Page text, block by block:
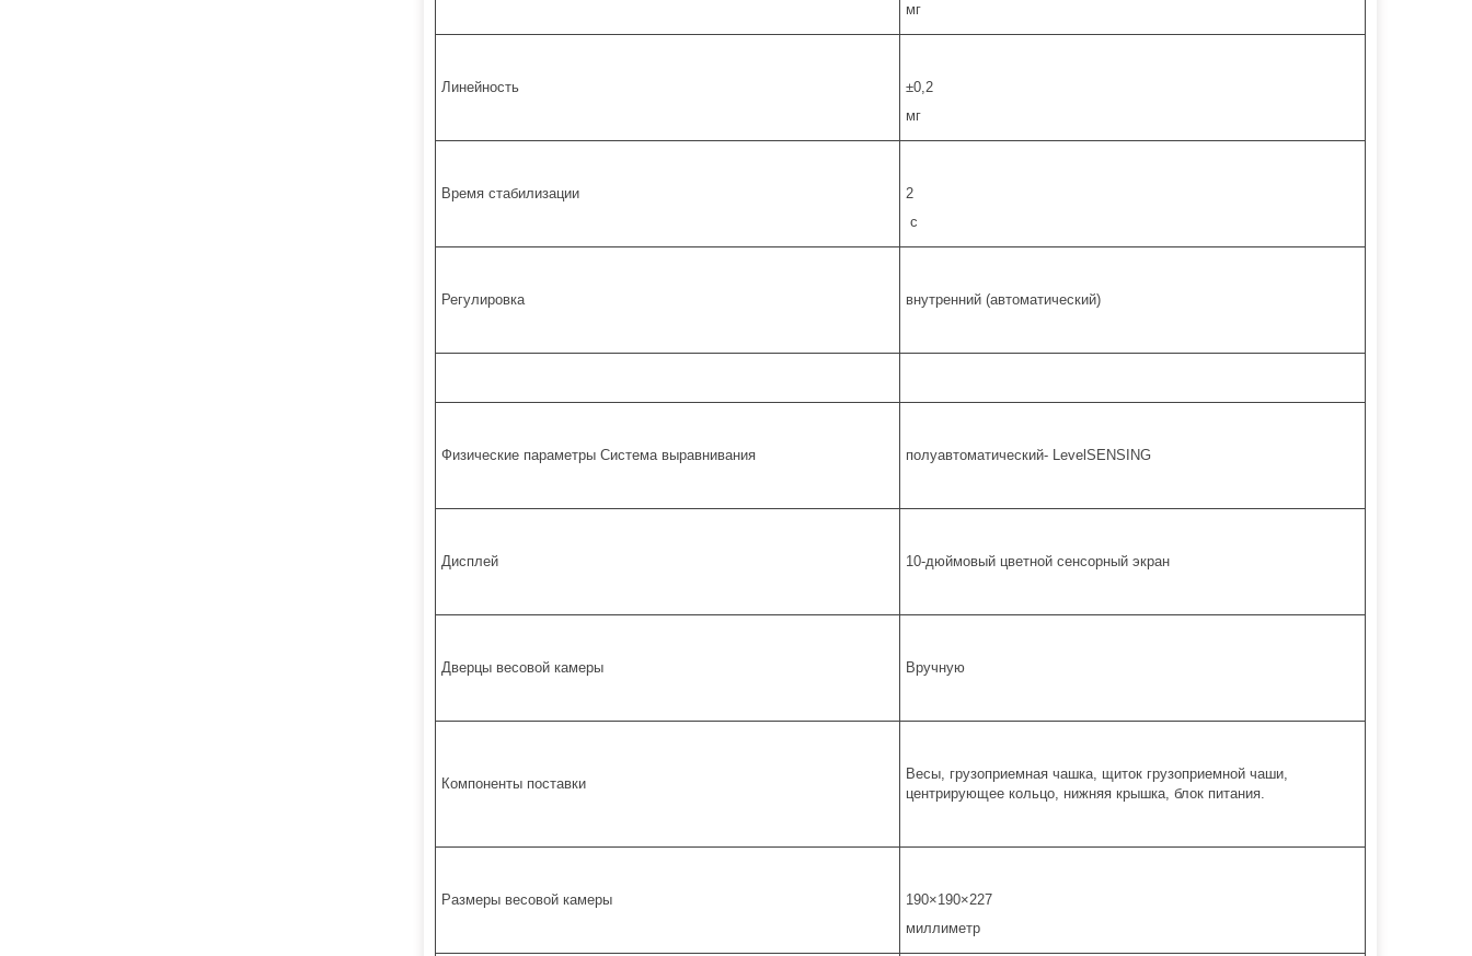
мг
Линейность
±0,2
мг
Время стабилизации
2
с
Регулировка внутренний (автоматический)
Физические параметры Система выравнивания полуавтоматический- LevelSENSING
Дисплей 10-дюймовый цветной сенсорный экран
Дверцы весовой камеры Вручную
Компоненты поставки
Весы, грузоприемная чашка, щиток грузоприемной чаши,
центрирующее кольцо, нижняя крышка, блок питания.
Размеры весовой камеры
190×190×227
миллиметр